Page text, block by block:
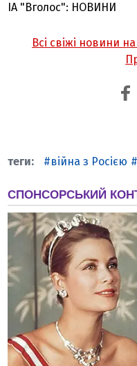
ІА "Вголос": НОВИНИ
Всі свіжі новини
війна з Росією